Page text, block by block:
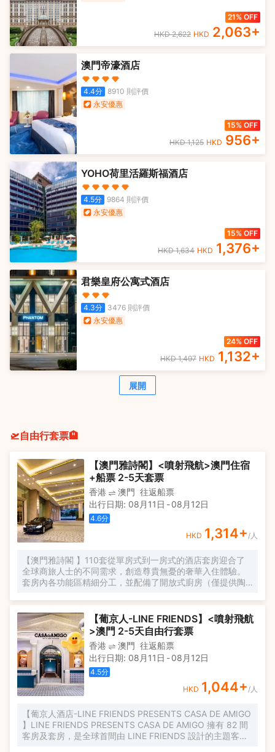
21% OFF
HKD2,622 HKD 2,063+
澳門帝濠酒店
4.4分 8910 則評價
永安優惠
15% OFF
HKD1,125 HKD 956+
YOHO荷里活羅斯福酒店
4.5分 9864 則評價
永安優惠
15% OFF
HKD1,634 HKD 1,376+
君樂皇府公寓式酒店
4.3分 3476則評價
永安優惠
24% OFF
HKD1,497 HKD 1,132+
展開
🛫自由行套票🏨
【澳門雅詩閣】<噴射飛航>澳門住宿
+船票 2-5天套票
香港 澳門 往返船票
出行日期: 08月11日 -08月12日
4.6分
HKD 1,314+/人
【澳門雅詩閣 】110套從單房式到一房式的酒店套房迎合了
全球商旅人士的不同需求，創造尊貴無憂的奢華入住體驗。
套房內各功能區精細分工，並配備了開放式廚房（僅提供陶
的葡式設計，讓您即使身處酒店亦能探尋這個多元城市獨特
的一面。 您不僅可以在澳門雅詩閣便捷地前往周邊眾多的娛
樂、購物、歷史、文化中心，還可以隨意地在酒店配備的健
身房中體驗綠色健康生活，或者選擇在室外游泳池、室內恒
温游泳池及桑拿房舒展身心——務求助您卸下勞累一天過後
的疲憊，再精力十足地為第二天備戰。
【葡京人-LINE FRIENDS】<噴射飛航
>澳門 2-5天自由行套票
香港 澳門 往返船票
出行日期: 08月11日 -08月12日
4.5分
HKD 1,044+/人
【葡京人酒店-LINE FRIENDS PRESENTS CASA DE AMIGO
】LINE FRIENDS PRESENTS CASA DE AMIGO 擁有 82 間
客房及套房，是全球首間由 LINE FRIENDS 設計的主題客